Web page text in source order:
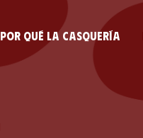
Por qué la casquería